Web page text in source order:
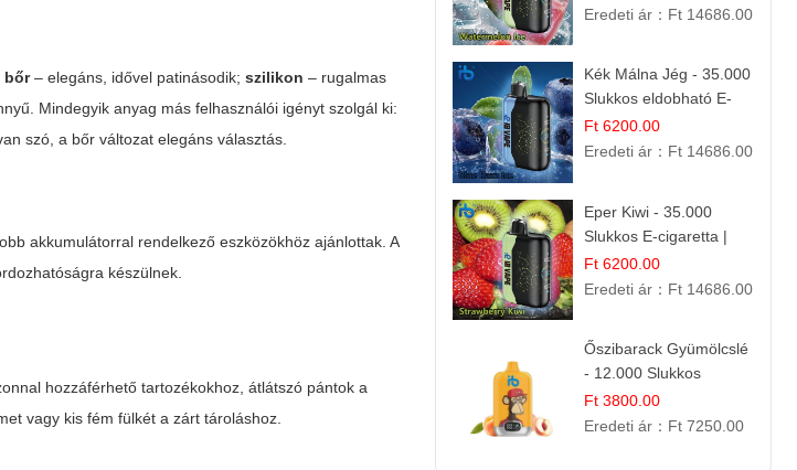
bőr– elegáns, idővel patinásodik;szilikon – rugalmas
Mindegyik anyag más felhasználói igényt szolgál ki:
szó, a bőr változat elegáns választás.
akkumulátorral rendelkező eszközökhöz ajánlottak. A
készülnek.
hozzáférhető tartozékokhoz, átlátszó pántok a
vagy kis fém fülkét a zárt tároláshoz.
IBVape Bar Frissítő
Eredeti ár： Ft 14686.00
Kék Málna Jég - 35.000
Slukkos eldobható E-
cigaretta | Frissítő
Ízélmény
Ft 6200.00
Eredeti ár： Ft 14686.00
Eper Kiwi - 35.000
Slukkos E-cigaretta |
IBVape Bar Friss
Gyümölcs Ízek
Ft 6200.00
Eredeti ár： Ft 14686.00
Őszibarack Gyümölcslé
- 12.000 Slukkos
eldobható e-Cigaretta |
Friss Gyümölcs Íz
Ft 3800.00
Eredeti ár： Ft 7250.00